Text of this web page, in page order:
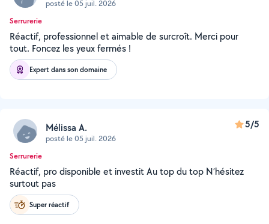
posté le 05 juil. 2026
Serrurerie
Réactif, professionnel et aimable de surcroît. Merci pour
tout. Foncez les yeux fermés !
Expert dans son domaine
Mélissa A.
posté le 05 juil. 2026
5/5
Serrurerie
Réactif, pro disponible et investit Au top du top N’hésitez
surtout pas
Super réactif